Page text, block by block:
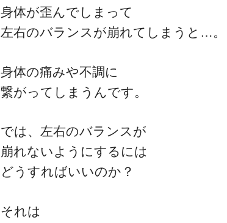
身体が歪んでしまって
左右のバランスが崩れてしまうと…。
身体の痛みや不調に
繋がってしまうんです。
では、左右のバランスが
崩れないようにするには
どうすればいいのか？
それは